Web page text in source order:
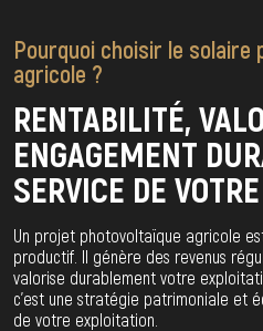
Pourquoi choisir le
agricole ?
RENTABILITÉ,
ENGAGEMENT
SERVICE DE
Un projet photovoltaïque agricole
productif. Il génère des revenus
valorise durablement votre
c’est une stratégie patrimoniale et
de votre exploitation.